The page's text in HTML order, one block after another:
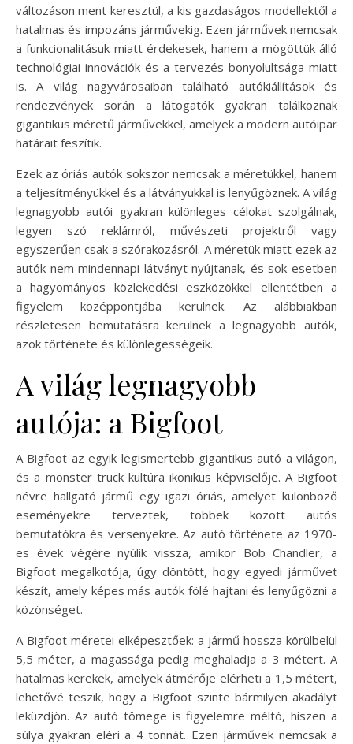
változáson ment keresztül, a kis gazdaságos modellektől a
hatalmas és impozáns járművekig. Ezen járművek nemcsak
a funkcionalitásuk miatt érdekesek, hanem a mögöttük álló
technológiai innovációk és a tervezés bonyolultsága miatt
is. A világ nagyvárosaiban található autókiállítások és
rendezvények során a látogatók gyakran találkoznak
gigantikus méretű járművekkel, amelyek a modern autóipar
határait feszítik.
Ezek az óriás autók sokszor nemcsak a méretükkel, hanem
a teljesítményükkel és a látványukkal is lenyűgöznek. A világ
legnagyobb autói gyakran különleges célokat szolgálnak,
legyen szó reklámról, művészeti projektről vagy
egyszerűen csak a szórakozásról. A méretük miatt ezek az
autók nem mindennapi látványt nyújtanak, és sok esetben
a hagyományos közlekedési eszközökkel ellentétben a
figyelem középpontjába kerülnek. Az alábbiakban
részletesen bemutatásra kerülnek a legnagyobb autók,
azok története és különlegességeik.
A világ legnagyobb
autója: a Bigfoot
A Bigfoot az egyik legismertebb gigantikus autó a világon,
és a monster truck kultúra ikonikus képviselője. A Bigfoot
névre hallgató jármű egy igazi óriás, amelyet különböző
eseményekre terveztek, többek között autós
bemutatókra és versenyekre. Az autó története az 1970-
es évek végére nyúlik vissza, amikor Bob Chandler, a
Bigfoot megalkotója, úgy döntött, hogy egyedi járművet
készít, amely képes más autók fölé hajtani és lenyűgözni a
közönséget.
A Bigfoot méretei elképesztőek: a jármű hossza körülbelül
5,5 méter, a magassága pedig meghaladja a 3 métert. A
hatalmas kerekek, amelyek átmérője elérheti a 1,5 métert,
lehetővé teszik, hogy a Bigfoot szinte bármilyen akadályt
leküzdjön. Az autó tömege is figyelemre méltó, hiszen a
súlya gyakran eléri a 4 tonnát. Ezen járművek nemcsak a